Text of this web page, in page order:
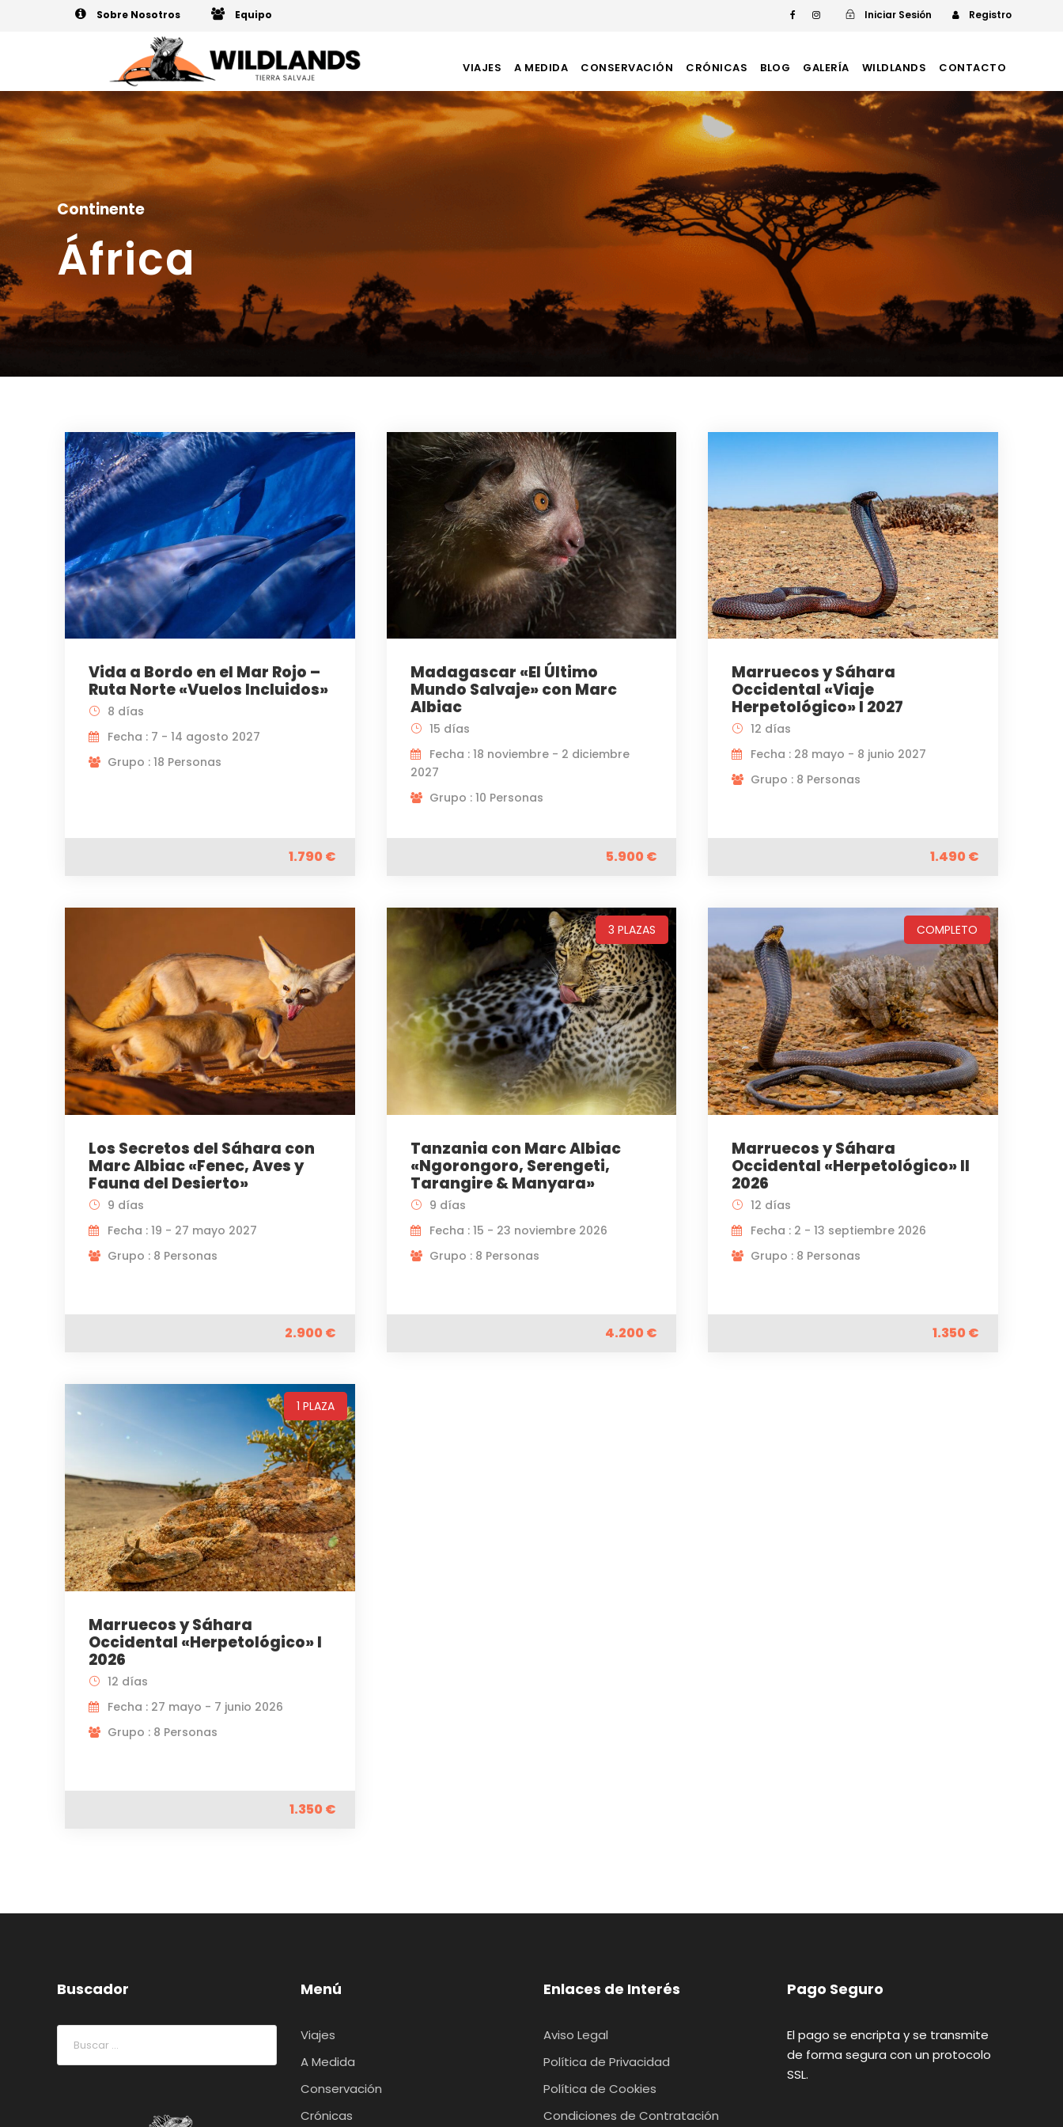
Sobre Nosotros Equipo Iniciar Sesión Registro
VIAJES A MEDIDA CONSERVACIÓN CRÓNICAS BLOG GALERÍA WILDLANDS CONTACTO
Continente
África
Vida a Bordo en el Mar Rojo –
Ruta Norte «Vuelos Incluidos»
8 días
Fecha : 7 - 14 agosto 2027
Grupo : 18 Personas
1.790 €
Madagascar «El Último
Mundo Salvaje» con Marc
Albiac
15 días
Fecha : 18 noviembre - 2 diciembre
2027
Grupo : 10 Personas
5.900 €
Marruecos y Sáhara
Occidental «Viaje
Herpetológico» I 2027
12 días
Fecha : 28 mayo - 8 junio 2027
Grupo : 8 Personas
1.490 €
Los Secretos del Sáhara con
Marc Albiac «Fenec, Aves y
Fauna del Desierto»
9 días
Fecha : 19 - 27 mayo 2027
Grupo : 8 Personas
2.900 €
3 PLAZAS
Tanzania con Marc Albiac
«Ngorongoro, Serengeti,
Tarangire & Manyara»
9 días
Fecha : 15 - 23 noviembre 2026
Grupo : 8 Personas
4.200 €
COMPLETO
Marruecos y Sáhara
Occidental «Herpetológico» II
2026
12 días
Fecha : 2 - 13 septiembre 2026
Grupo : 8 Personas
1.350 €
1 PLAZA
Marruecos y Sáhara
Occidental «Herpetológico» I
2026
12 días
Fecha : 27 mayo - 7 junio 2026
Grupo : 8 Personas
1.350 €
Buscador Menú
Viajes
A Medida
Conservación
Crónicas
Enlaces de Interés
Aviso Legal
Política de Privacidad
Política de Cookies
Condiciones de Contratación
Pago Seguro
El pago se encripta y se transmite
de forma segura con un protocolo
SSL.